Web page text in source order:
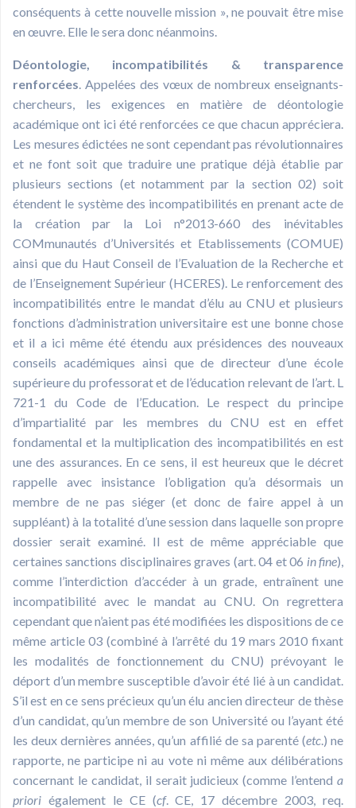
conséquents à cette nouvelle mission », ne pouvait être mise
en œuvre. Elle le sera donc néanmoins.
Déontologie, incompatibilités & transparence
renforcées. Appelées des vœux de nombreux enseignants-
chercheurs, les exigences en matière de déontologie
académique ont ici été renforcées ce que chacun appréciera.
Les mesures édictées ne sont cependant pas révolutionnaires
et ne font soit que traduire une pratique déjà établie par
plusieurs sections (et notamment par la section 02) soit
étendent le système des incompatibilités en prenant acte de
la création par la Loi n°2013-660 des inévitables
COMmunautés d’Universités et Etablissements (COMUE)
ainsi que du Haut Conseil de l’Evaluation de la Recherche et
de l’Enseignement Supérieur (HCERES). Le renforcement des
incompatibilités entre le mandat d’élu au CNU et plusieurs
fonctions d’administration universitaire est une bonne chose
et il a ici même été étendu aux présidences des nouveaux
conseils académiques ainsi que de directeur d’une école
supérieure du professorat et de l’éducation relevant de l’art. L
721-1 du Code de l’Education. Le respect du principe
d’impartialité par les membres du CNU est en effet
fondamental et la multiplication des incompatibilités en est
une des assurances. En ce sens, il est heureux que le décret
rappelle avec insistance l’obligation qu’a désormais un
membre de ne pas siéger (et donc de faire appel à un
suppléant) à la totalité d’une session dans laquelle son propre
dossier serait examiné. Il est de même appréciable que
certaines sanctions disciplinaires graves (art. 04 et 06 in fine),
comme l’interdiction d’accéder à un grade, entraînent une
incompatibilité avec le mandat au CNU. On regrettera
cependant que n’aient pas été modifiées les dispositions de ce
même article 03 (combiné à l’arrêté du 19 mars 2010 fixant
les modalités de fonctionnement du CNU) prévoyant le
déport d’un membre susceptible d’avoir été lié à un candidat.
S’il est en ce sens précieux qu’un élu ancien directeur de thèse
d’un candidat, qu’un membre de son Université ou l’ayant été
les deux dernières années, qu’un affilié de sa parenté (etc.) ne
rapporte, ne participe ni au vote ni même aux délibérations
concernant le candidat, il serait judicieux (comme l’entend a
priori également le CE (cf. CE, 17 décembre 2003, req.